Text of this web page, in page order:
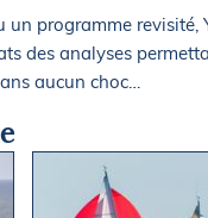
programme revisité,
des analyses
aucun choc…